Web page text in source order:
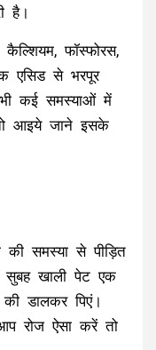
समस्या से पीड़ित
डालकर पिएं।
रोज ऐसा करें तो
सांवला है तो इसके
लौंग के पाउडर को
के साथ मिलाकर
का पाउडर कभी
बहुत गर्म होता है।